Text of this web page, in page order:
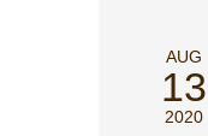
AUG
13
2020